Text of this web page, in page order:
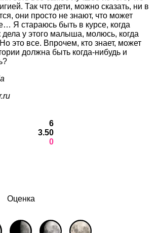
Так что дети, можно сказать, ни в
они просто не знают, что может
Я стараюсь быть в курсе, когда
дела у этого малыша, молюсь, когда
это все. Впрочем, кто знает, может
должна быть когда-нибудь и
6
3.50
0
Оценка